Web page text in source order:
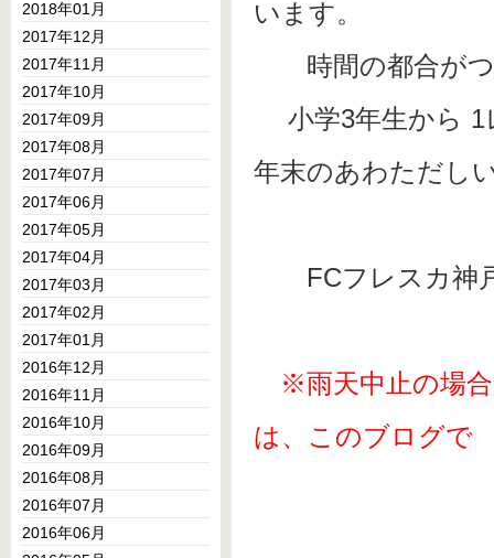
います。
時間の都合がつ
小学3年生から 1
年末のあわただし
FCフレスカ神
※雨天中止の場
は、このブログで
2018年01月
2017年12月
2017年11月
2017年10月
2017年09月
2017年08月
2017年07月
2017年06月
2017年05月
2017年04月
2017年03月
2017年02月
2017年01月
2016年12月
2016年11月
2016年10月
2016年09月
2016年08月
2016年07月
2016年06月